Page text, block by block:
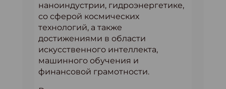
наноиндустрии, гидроэнергетике,
со сферой космических
технологий, а также
достижениями в области
искусственного интеллекта,
машинного обучения и
финансовой грамотности.